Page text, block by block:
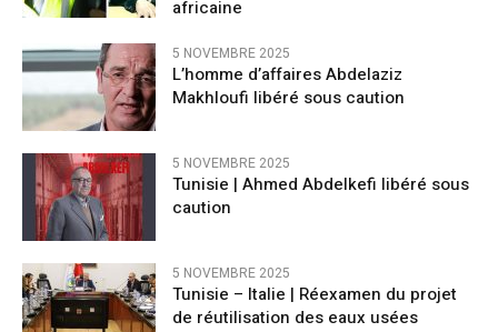
africaine
5 NOVEMBRE 2025
L’homme d’affaires Abdelaziz
Makhloufi libéré sous caution
5 NOVEMBRE 2025
Tunisie | Ahmed Abdelkefi libéré sous
caution
5 NOVEMBRE 2025
Tunisie – Italie | Réexamen du projet
de réutilisation des eaux usées